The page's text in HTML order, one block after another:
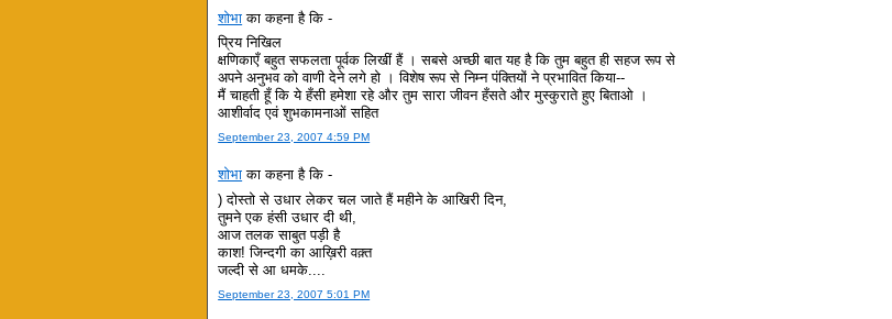
शोभा का कहना है कि -
प्रिय निखिल
क्षणिकाएँ बहुत सफलता पूर्वक लिखीं हैं । सबसे अच्छी बात यह है कि तुम बहुत ही सहज रूप से
अपने अनुभव को वाणी देने लगे हो । विशेष रूप से निम्न पंक्तियों ने प्रभावित किया--
मैं चाहती हूँ कि ये हँसी हमेशा रहे और तुम सारा जीवन हँसते और मुस्कुराते हुए बिताओ ।
आशीर्वाद एवं शुभकामनाओं सहित
September 23, 2007 4:59 PM
शोभा का कहना है कि -
) दोस्तो से उधार लेकर चल जाते हैं महीने के आखिरी दिन,
तुमने एक हंसी उधार दी थी,
आज तलक साबुत पड़ी है
काश! जिन्दगी का आख़िरी वक़्त
जल्दी से आ धमके....
September 23, 2007 5:01 PM